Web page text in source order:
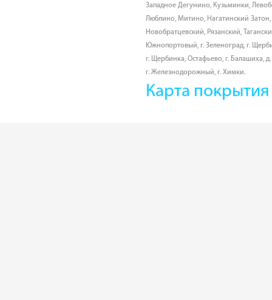
Западное Дегунино, Кузьминки,
Люблино, Митино, Нагатинский Затон,
Новобратцевский, Рязанский,
Южнопортовый, г. Зеленоград, г.
г. Щербинка, Остафьево, г. Балашиха,
г. Железнодорожный, г. Химки.
Карта